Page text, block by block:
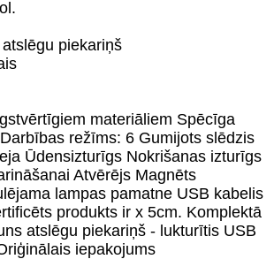
piekariņš
materiāliem Spēcīga
režīms: 6 Gumijots slēdzis
Ūdensizturīgs Nokrišanas izturīgs
Atvērējs Magnēts
lampas pamatne USB kabelis
produkts ir x 5cm. Komplektā
atslēgu piekariņš - lukturītis USB
iepakojums